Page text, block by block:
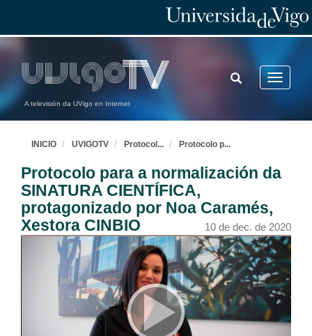
A televisión da UVigo en Internet
Toggle
TOGGLE
SEARCH
INICIO UVIGOTV Protocol ... Protocolo p...
Protocolo para a normalización da
SINATURA CIENTÍFICA,
protagonizado por Noa Caramés,
Xestora CINBIO
10 de dec. de 2020